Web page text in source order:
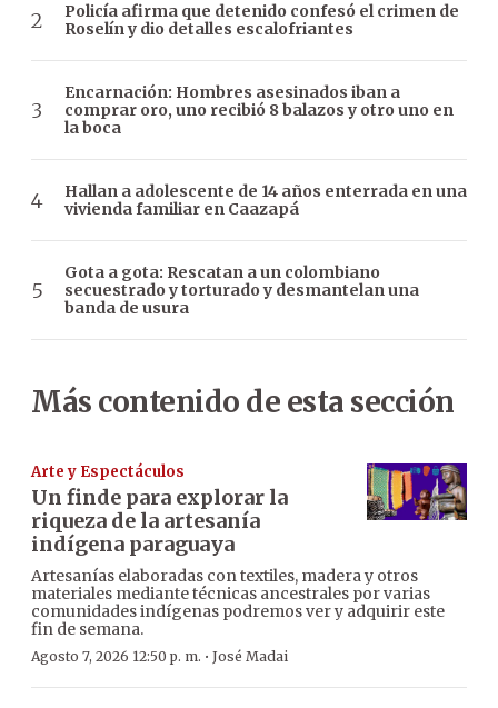
Policía afirma que detenido confesó el crimen de
Roselín y dio detalles escalofriantes
Encarnación: Hombres asesinados iban a
comprar oro, uno recibió 8 balazos y otro uno en
la boca
Hallan a adolescente de 14 años enterrada en una
vivienda familiar en Caazapá
Gota a gota: Rescatan a un colombiano
secuestrado y torturado y desmantelan una
banda de usura
Más contenido de esta sección
Arte y Espectáculos
Un finde para explorar la
riqueza de la artesanía
indígena paraguaya
Artesanías elaboradas con textiles, madera y otros
materiales mediante técnicas ancestrales por varias
comunidades indígenas podremos ver y adquirir este
fin de semana.
Agosto 7, 2026 12:50 p. m. · José Madai